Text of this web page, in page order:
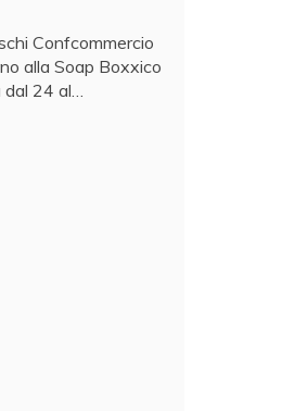
Confcommercio
alla Soap Boxxico
dal 24 al…